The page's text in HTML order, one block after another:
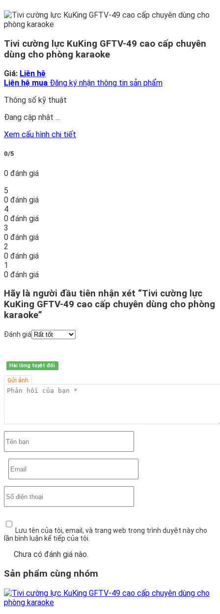
Tivi cường lực KuKing GFTV-49 cao cấp chuyên
dùng cho phòng karaoke
Giá: Liên hệ
Liên hệ mua Đăng ký nhận thông tin sản phẩm
Thông số kỹ thuật
Đang cập nhật ...
Xem cấu hình chi tiết
0/5
0 đánh giá
5
0 đánh giá
4
0 đánh giá
3
0 đánh giá
2
0 đánh giá
1
0 đánh giá
Hãy là người đầu tiên nhận xét “Tivi cường lực
KuKing GFTV-49 cao cấp chuyên dùng cho phòng
karaoke”
Đánh giá
Hài lòng tuyệt đối
Gửi ảnh
Lưu tên của tôi, email, và trang web trong trình duyệt này cho
lần bình luận kế tiếp của tôi.
Chưa có đánh giá nào.
Sản phẩm cùng nhóm